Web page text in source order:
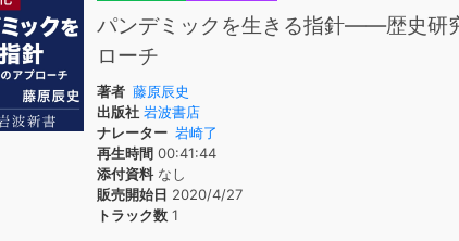
パンデミックを生きる指針——歴史研
ローチ
著者 藤原辰史
出版社 岩波書店
ナレーター 岩崎了
再生時間 00:41:44
添付資料なし
販売開始日 2020/4/27
トラック数 1